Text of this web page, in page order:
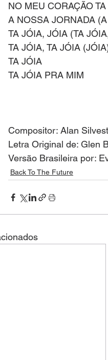
NO MEU CORAÇÃO
A NOSSA JORNADA
TA JÓIA, JÓIA (TA
TA JÓIA, TA JÓIA
TA JÓIA
TA JÓIA PRA MIM
Compositor: Alan
Letra Original de: Glen
Versão Brasileira por:
Back To The Future